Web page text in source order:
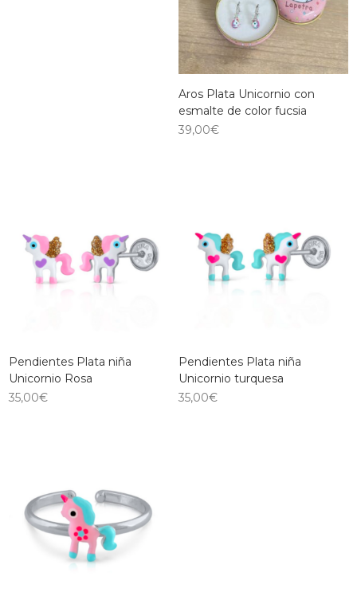
Aros Plata Unicornio con
esmalte de color fucsia
39,00€
Pendientes Plata niña
Unicornio Rosa
35,00€
Pendientes Plata niña
Unicornio turquesa
35,00€